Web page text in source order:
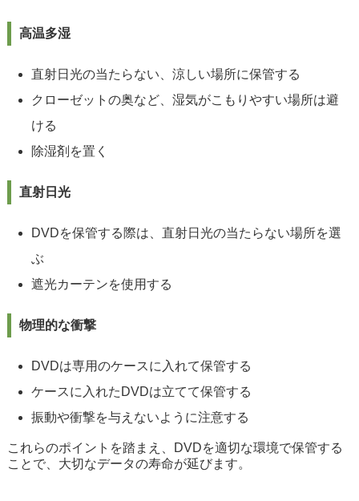
高温多湿
直射日光の当たらない、涼しい場所に保管する
クローゼットの奥など、湿気がこもりやすい場所は避
ける
除湿剤を置く
直射日光
DVDを保管する際は、直射日光の当たらない場所を選
ぶ
遮光カーテンを使用する
物理的な衝撃
DVDは専用のケースに入れて保管する
ケースに入れたDVDは立てて保管する
振動や衝撃を与えないように注意する
これらのポイントを踏まえ、DVDを適切な環境で保管する
ことで、大切なデータの寿命が延びます。